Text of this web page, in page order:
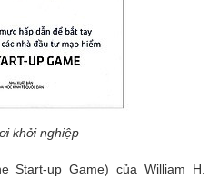
khởi nghiệp
Start-up Game) của William H.